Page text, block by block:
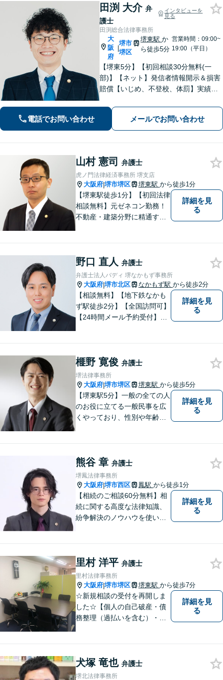
所を目指します
田渕 大介 弁
護士
インタビューを
見る
田渕総合法律事務所
大
阪
府
|
堺市
堺区
堺東駅か
ら徒歩5分
営業時間：09:00~
19:00（平日）
【堺東5分】【初回相談30分無料(一
部)】【ネット】発信者情報開示＆損害
賠償【いじめ、不登校、体罰】実績豊
利な条件での慰謝料・離婚【労働問
題】ハラスメント事案の実績／裁判を
見据えて加害者・会社と交渉【土日祝
対応】
電話でお問い合わせ メールでお問い合わせ
山村 憲司 弁護士
虎ノ門法律経済事務所 堺支店
大阪府|堺市堺区 堺東駅 から徒歩1分
【堺東駅徒歩1分】【初回法律
相談無料】元ゼネコン勤務！
不動産・建築分野に精通する
す！全国の支店ネットワーク
を活かし、迅速な解決を目指
します。【夜間土日祝可】
詳細を見
る
野口 直人 弁護士
弁護士法人バディ 堺なかもず事務所
大阪府|堺市北区 なかもず駅 から徒歩2分
【相談無料】【地下鉄なかも
ず駅徒歩2分】【全国訪問可】
【24時間メール予約受付】
ます。
詳細を見
る
榧野 寛俊 弁護士
堺法律事務所
大阪府|堺市堺区 堺東駅 から徒歩5分
【堺東駅5分】一般の全ての人
のお役に立てる一般民事を広
くやっており、性別や年齢を
摯に寄り添い、困難な問題に
も粘り強く対峙して、信頼を
積み重ねていきたいと考えて
います。
詳細を見
る
熊谷 章 弁護士
堺鳳法律事務所
大阪府|堺市西区 鳳駅 から徒歩1分
【相続のご相談60分無料】相
続に関する高度な法律知識、
紛争解決のノウハウを使い、
確かつスピーディーに進め、
ご相談様にとって最適なご提
案ができるよう努めます。
詳細を見
る
里村 洋平 弁護士
里村法律事務所
大阪府|堺市堺区 堺東駅 から徒歩7分
☆新規相談の受付を再開しま
した☆【個人の自己破産・債
務整理（過払いを含む）・法
回相談無料（特に時間制限は
ありません）】【堺東徒歩７
詳細を見
る
犬塚 竜也 弁護士
堺北法律事務所